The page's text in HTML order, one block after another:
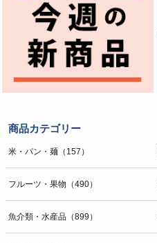
商品カテゴリー
米・パン・麺（157）
フルーツ・果物（490）
魚介類・水産品（899）